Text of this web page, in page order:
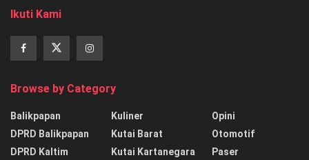
Ikuti Kami
Browse by Category
Balikpapan
DPRD Balikpapan
DPRD Kaltim
Kuliner
Kutai Barat
Kutai Kartanegara
Opini
Otomotif
Paser